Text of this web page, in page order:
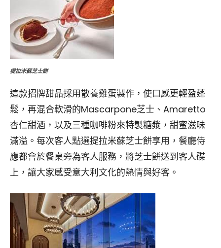
提拉米蘇芝士餅
這款招牌甜品採用散養雞蛋製作，使口感更輕盈蓬
鬆，再混合軟滑的Mascarpone芝士、Amaretto
杏仁甜酒，以及三種咖啡粉來特製糖漿，甜蜜滋味
滿溢。每次客人點選提拉米蘇芝士餅享用，餐廳侍
應都會於餐桌旁為客人服務，將芝士餅送到客人碟
上，讓大家感受意大利文化的熱情與好客。